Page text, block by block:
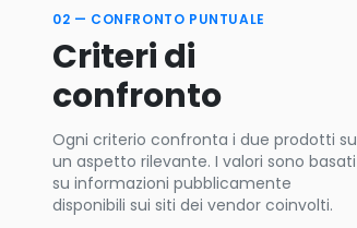
02 — CONFRONTO PUNTUALE
Criteri di
confronto
Ogni criterio confronta i due prodotti su
un aspetto rilevante. I valori sono basati
su informazioni pubblicamente
disponibili sui siti dei vendor coinvolti.